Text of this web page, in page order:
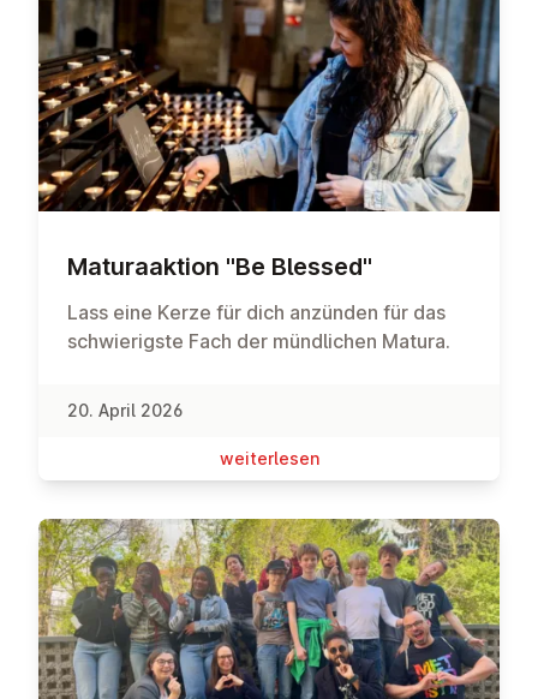
Ma­tu­ra­ak­ti­on "Be Blessed"
Lass eine Kerze für dich anzünden für das
schwierigste Fach der mündlichen Matura.
20. April 2026
wei­ter­le­sen